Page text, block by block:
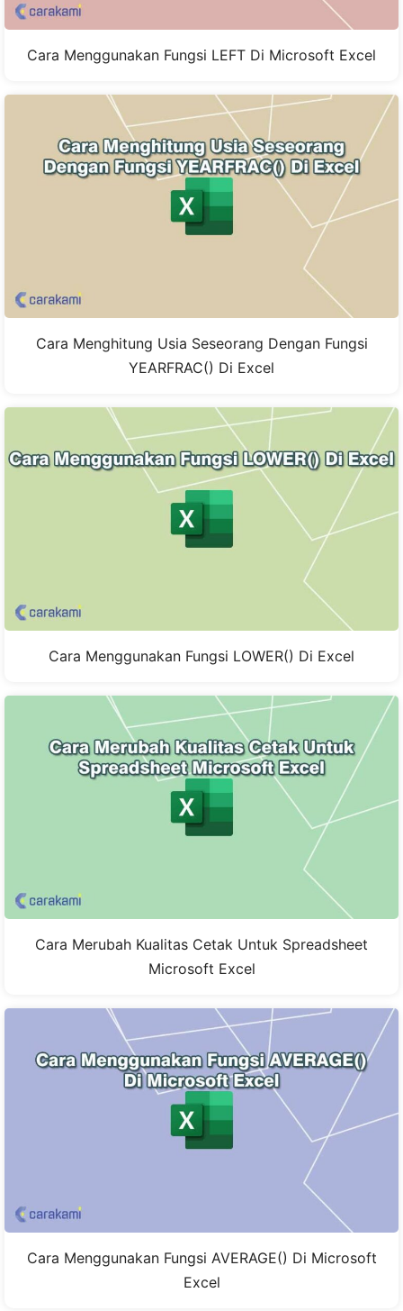
Cara Menggunakan Fungsi LEFT Di Microsoft Excel
Cara Menghitung Usia Seseorang Dengan Fungsi
YEARFRAC() Di Excel
Cara Menggunakan Fungsi LOWER() Di Excel
Cara Merubah Kualitas Cetak Untuk Spreadsheet
Microsoft Excel
Cara Menggunakan Fungsi AVERAGE() Di Microsoft
Excel